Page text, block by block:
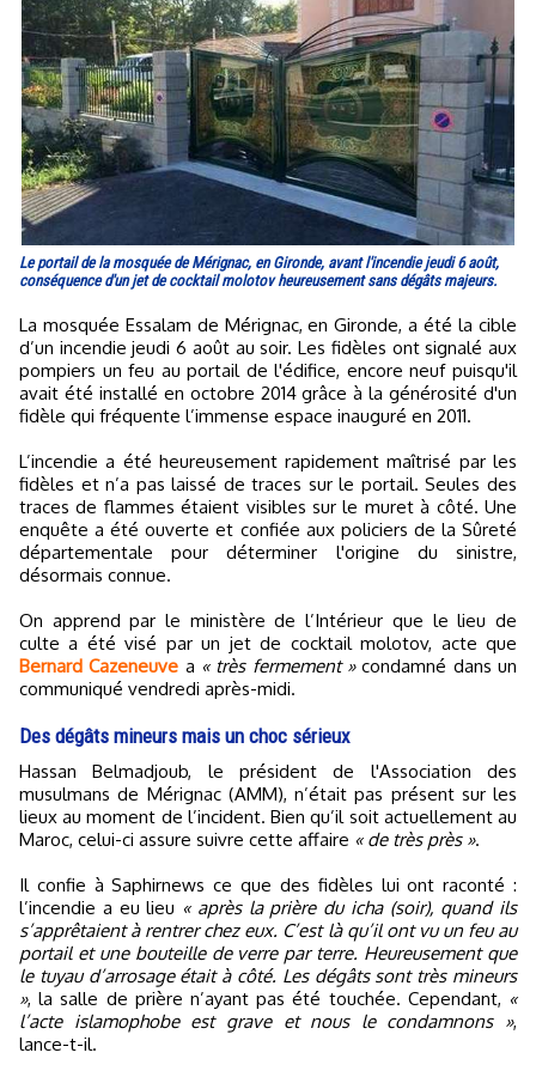
Le portail de la mosquée de Mérignac, en Gironde, avant l'incendie jeudi 6 août,
conséquence d'un jet de cocktail molotov heureusement sans dégâts majeurs.
La mosquée Essalam de Mérignac, en Gironde, a été la cible
d’un incendie jeudi 6 août au soir. Les fidèles ont signalé aux
pompiers un feu au portail de l'édifice, encore neuf puisqu'il
avait été installé en octobre 2014 grâce à la générosité d'un
fidèle qui fréquente l’immense espace inauguré en 2011.
L’incendie a été heureusement rapidement maîtrisé par les
fidèles et n’a pas laissé de traces sur le portail. Seules des
traces de flammes étaient visibles sur le muret à côté. Une
enquête a été ouverte et confiée aux policiers de la Sûreté
départementale pour déterminer l'origine du sinistre,
désormais connue.
On apprend par le ministère de l’Intérieur que le lieu de
culte a été visé par un jet de cocktail molotov, acte que
Bernard Cazeneuve a « très fermement »condamné dans un
communiqué vendredi après-midi.
Des dégâts mineurs mais un choc sérieux
Hassan Belmadjoub, le président de l'Association des
musulmans de Mérignac (AMM), n’était pas présent sur les
lieux au moment de l’incident. Bien qu’il soit actuellement au
Maroc, celui-ci assure suivre cette affaire « de très près ».
Il confie à Saphirnews ce que des fidèles lui ont raconté :
l’incendie a eu lieu « après la prière du icha (soir), quand ils
s’apprêtaient à rentrer chez eux. C’est là qu’il ont vu un feu au
portail et une bouteille de verre par terre. Heureusement que
le tuyau d’arrosage était à côté. Les dégâts sont très mineurs
», la salle de prière n’ayant pas été touchée. Cependant, «
l’acte islamophobe est grave et nous le condamnons »,
lance-t-il.